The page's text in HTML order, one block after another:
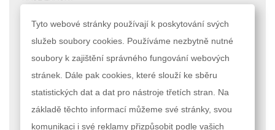
RYCHLÉ ODKAZY
MAPA STRÁNEK
VYHLEDÁVANÉ TERMÍNY
POKROČILÉ VYHLEDÁVÁNÍ
ÚČET
MŮJ ÚČET
STAV OBJEDNÁVKY
Podle zákona o evidenci tržeb je prodávající povinen vystavit kupujícímu
Tyto webové stránky používají k poskytování svých
služeb soubory cookies. Používáme nezbytně nutné
soubory k zajištění správného fungování webových
stránek. Dále pak cookies, které slouží ke sběru
statistických dat a dat pro nástroje třetích stran. Na
základě těchto informací můžeme své stránky, svou
komunikaci i své reklamy přizpůsobit podle vašich